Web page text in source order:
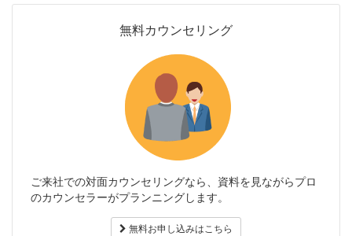
無料カウンセリング
ご来社での対面カウンセリングなら、資料を見ながらプロ
のカウンセラーがプランニングします。
無料お申し込みはこちら